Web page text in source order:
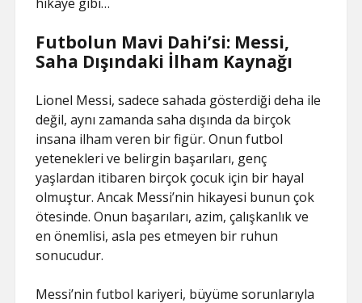
Futbolun Mavi Dahi’si: Messi,
Saha Dışındaki İlham Kaynağı
Lionel Messi, sadece sahada gösterdiği deha ile
değil, aynı zamanda saha dışında da birçok
insana ilham veren bir figür. Onun futbol
yetenekleri ve belirgin başarıları, genç
yaşlardan itibaren birçok çocuk için bir hayal
olmuştur. Ancak Messi’nin hikayesi bunun çok
ötesinde. Onun başarıları, azim, çalışkanlık ve
en önemlisi, asla pes etmeyen bir ruhun
sonucudur.
Messi’nin futbol kariyeri, büyüme sorunlarıyla